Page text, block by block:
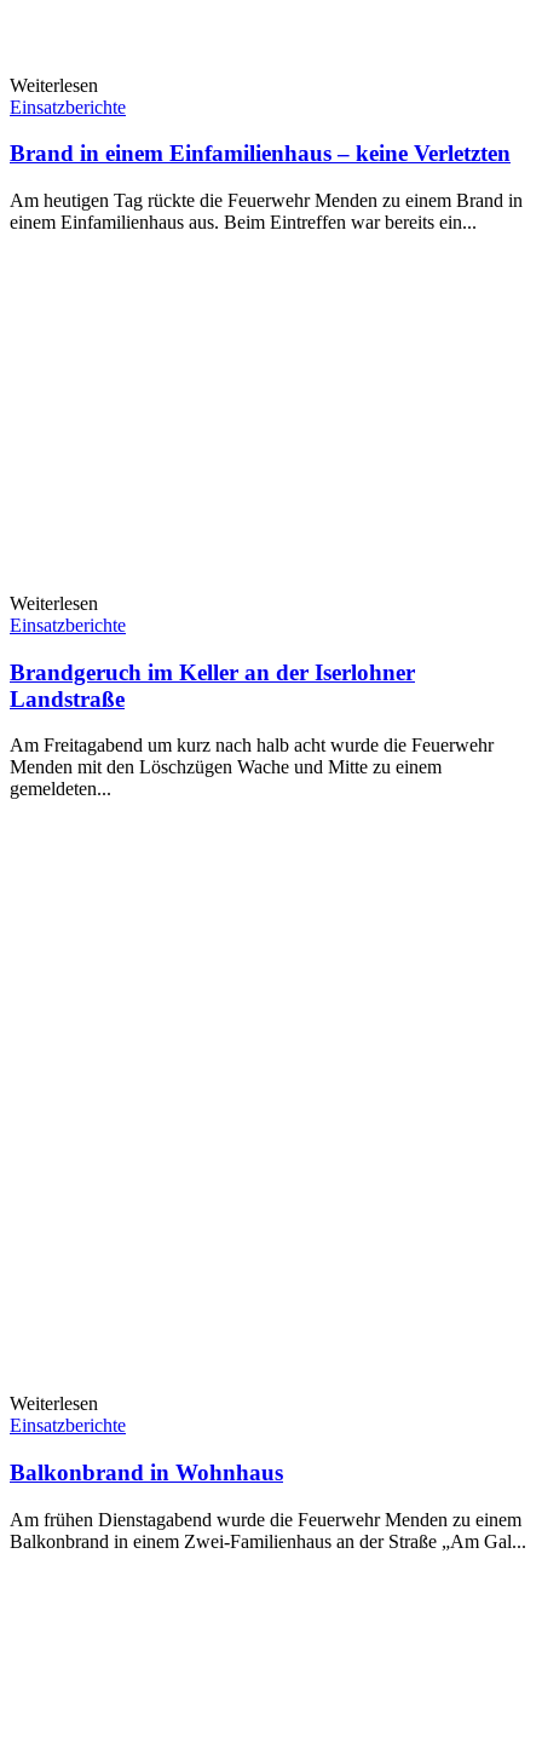
Weiterlesen
Einsatzberichte
Brand in einem Einfamilienhaus – keine Verletzten
Am heutigen Tag rückte die Feuerwehr Menden zu einem Brand in
einem Einfamilienhaus aus. Beim Eintreffen war bereits ein...
Weiterlesen
Einsatzberichte
Brandgeruch im Keller an der Iserlohner
Landstraße
Am Freitagabend um kurz nach halb acht wurde die Feuerwehr
Menden mit den Löschzügen Wache und Mitte zu einem
gemeldeten...
Weiterlesen
Einsatzberichte
Balkonbrand in Wohnhaus
Am frühen Dienstagabend wurde die Feuerwehr Menden zu einem
Balkonbrand in einem Zwei-Familienhaus an der Straße „Am Gal...